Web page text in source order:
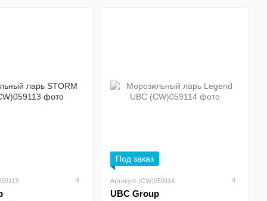
4
Под заказ
Артикул: (CW)059114 4
UBC Group